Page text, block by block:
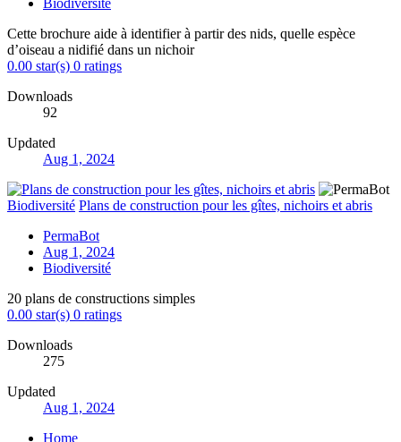
Cette brochure aide à identifier à partir des nids, quelle espèce
d’oiseau a nidifié dans un nichoir
0.00 star(s) 0 ratings
Downloads
92
Updated
Aug 1, 2024
Biodiversité Plans de construction pour les gîtes, nichoirs et abris
PermaBot
Aug 1, 2024
Biodiversité
20 plans de constructions simples
0.00 star(s) 0 ratings
Downloads
275
Updated
Aug 1, 2024
Home